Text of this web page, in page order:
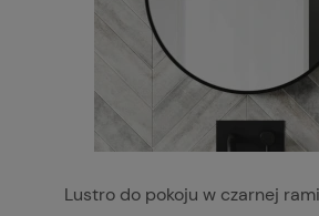
Lustro do pokoju w czarnej